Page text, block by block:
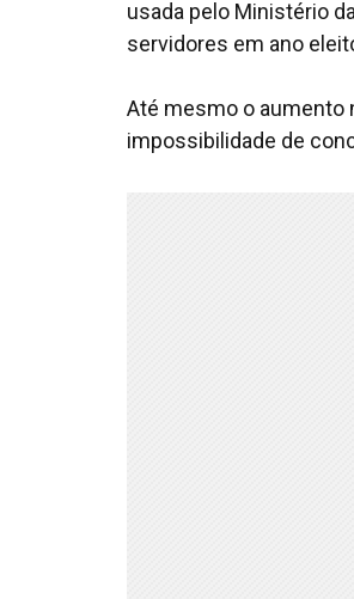
usada pelo Ministério
servidores em ano
Até mesmo o aumento
impossibilidade de